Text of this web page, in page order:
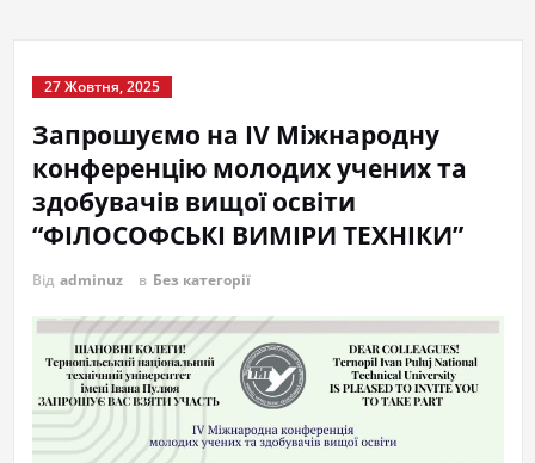
27 Жовтня, 2025
Запрошуємо на ІV Міжнародну
конференцію молодих учених та
здобувачів вищої освіти
“ФІЛОСОФСЬКІ ВИМІРИ ТЕХНІКИ”
Від adminuz в Без категорії